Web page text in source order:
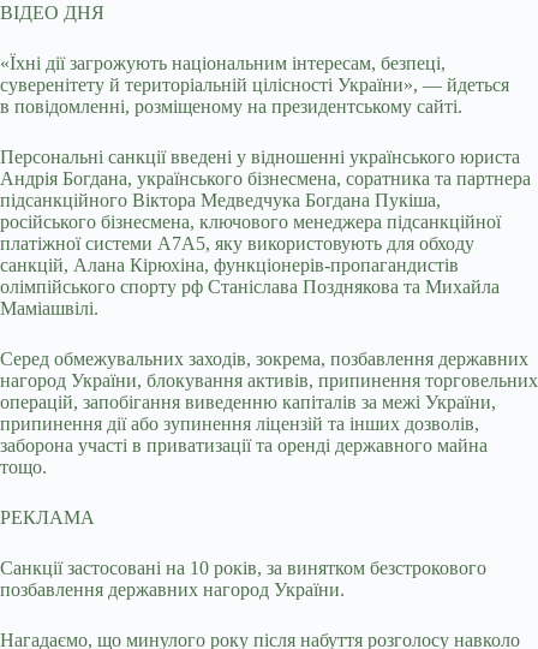
ВІДЕО ДНЯ
«Їхні дії загрожують національним інтересам, безпеці,
суверенітету й територіальній цілісності України», — йдеться
в повідомленні, розміщеному на президентському сайті.
Персональні санкції введені у відношенні українського юриста
Андрія Богдана, українського бізнесмена, соратника та партнера
підсанкційного Віктора Медведчука Богдана Пукіша,
російського бізнесмена, ключового менеджера підсанкційної
платіжної системи А7А5, яку використовують для обходу
санкцій, Алана Кірюхіна, функціонерів-пропагандистів
олімпійського спорту рф Станіслава Позднякова та Михайла
Маміашвілі.
Серед обмежувальних заходів, зокрема, позбавлення державних
нагород України, блокування активів, припинення торговельних
операцій, запобігання виведенню капіталів за межі України,
припинення дії або зупинення ліцензій та інших дозволів,
заборона участі в приватизації та оренді державного майна
тощо.
РЕКЛАМА
Санкції застосовані на 10 років, за винятком безстрокового
позбавлення державних нагород України.
Нагадаємо, що минулого року після набуття розголосу навколо